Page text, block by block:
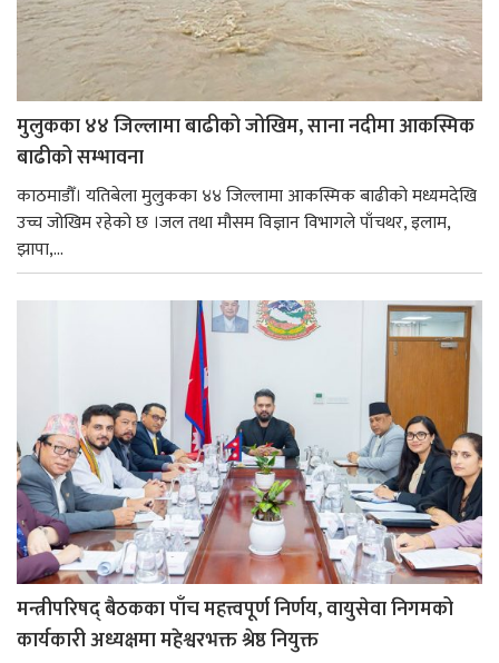
मुलुकका ४४ जिल्लामा बाढीको जोखिम, साना नदीमा आकस्मिक
बाढीको सम्भावना
काठमाडौँ। यतिबेला मुलुकका ४४ जिल्लामा आकस्मिक बाढीको मध्यमदेखि
उच्च जोखिम रहेको छ ।जल तथा मौसम विज्ञान विभागले पाँचथर, इलाम,
झापा,...
मन्त्रीपरिषद् बैठकका पाँच महत्त्वपूर्ण निर्णय, वायुसेवा निगमको
कार्यकारी अध्यक्षमा महेश्वरभक्त श्रेष्ठ नियुक्त